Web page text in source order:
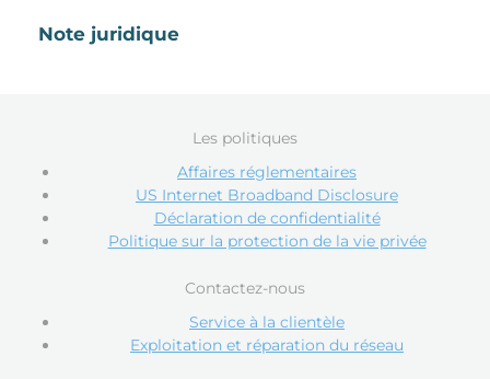
Note juridique
Les politiques
Affaires réglementaires
US Internet Broadband Disclosure
Déclaration de confidentialité
Politique sur la protection de la vie privée
Contactez-nous
Service à la clientèle
Exploitation et réparation du réseau